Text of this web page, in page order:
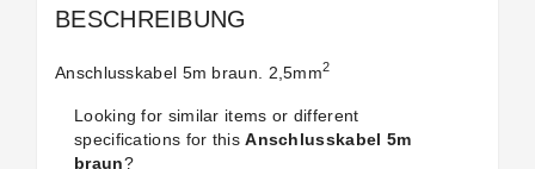
BESCHREIBUNG
Anschlusskabel 5m braun. 2,5mm2
Looking for similar items or different
specifications for thisAnschlusskabel 5m
braun?